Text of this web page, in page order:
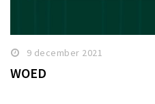
9 december 2021
WOED